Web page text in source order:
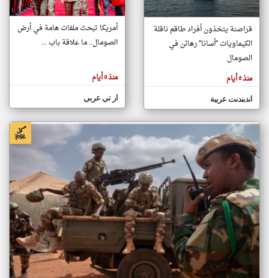
تغيير الدولة
اخبار الصومال على مدار الساعة
أهم اخبار الصومال العاجلة والمباشرة
المقالات
هنا عن
وجهة
كاتبيها.
قراصنة يتخذون أفراد طاقم ناقلة
الكيماويات "أسانا" رهائن في
الصومال
منذ ٥ أيام
اندبندنت عربية
أمريكا تبحث ملفات هامة في أرض
الصومال.. ما علاقة باب ...
منذ ٥ أيام
ار تي عربي
klyoum.com